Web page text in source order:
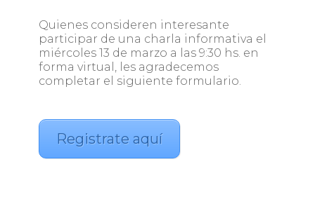
Quienes consideren interesante
participar de una charla informativa el
miércoles 13 de marzo a las 9:30 hs. en
forma virtual, les agradecemos
completar el siguiente formulario.
Registrate aquí